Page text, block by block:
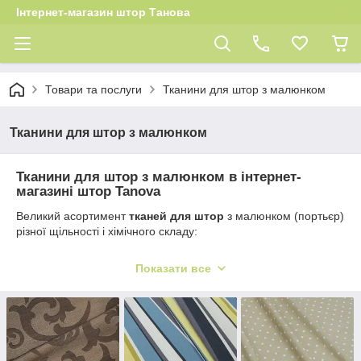
Інтернет-магазин штор Танова
Товари та послуги Тканини для штор з малюнком
Тканини для штор з малюнком
Тканини для штор з малюнком в інтернет-
магазині штор Tanova
Великий асортименттканей для штор з малюнком (портьєр)
різної щільності і хімічного складу:
натуральних тканин (100% БАВОВНА і комбінований
радують око текстури;
синтетичні тканини (атлас, тафта, шеніл, оксамит,
жакардові тканини, блек-аути (блек-аути, Black-out)
різної щільності, можуть бути зі складним кольором,
Показати все